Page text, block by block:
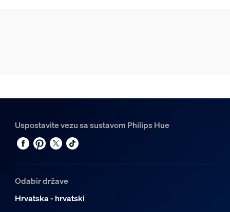
Uspostavite vezu sa sustavom Philips Hue
Odabir države
Hrvatska - hrvatski